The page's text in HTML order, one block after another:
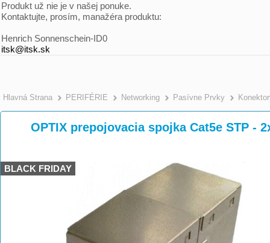
Produkt už nie je v našej ponuke.
Kontaktujte, prosím, manažéra produktu:
Henrich Sonnenschein-ID0
itsk@itsk.sk
Hlavná Strana >
PERIFÉRIE >
Networking >
Pasívne Prvky
OPTIX prepojovacia spojka Cat5e STP -
BLACK FRIDAY